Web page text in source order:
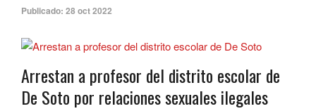
Publicado: 28 oct 2022
Arrestan a profesor del distrito escolar de
De Soto por relaciones sexuales ilegales